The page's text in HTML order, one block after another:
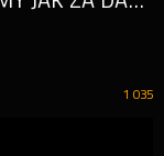
1 035